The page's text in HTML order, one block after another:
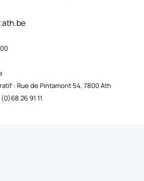
: Rue de Pintamont 54, 7800 Ath
26 91 11